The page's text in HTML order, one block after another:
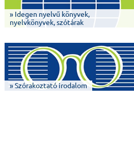
» Idegen nyelvű könyvek,
nyelvkönyvek, szótárak
» Szórakoztató irodalom